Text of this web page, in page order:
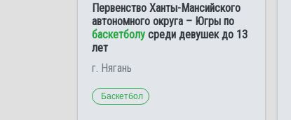
Первенство Ханты-Мансийского
автономного округа – Югры по
баскетболу среди девушек до 13
лет
г. Нягань
Баскетбол